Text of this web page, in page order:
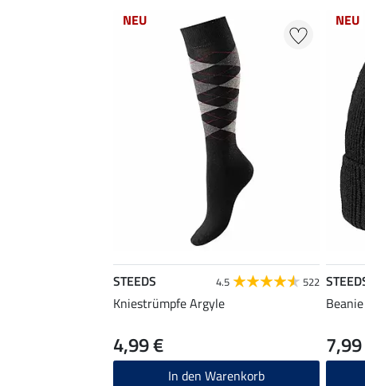
NEU
STEEDS 4.5 522
Kniestrümpfe Argyle
4,99 €
In den Warenkorb
NEU